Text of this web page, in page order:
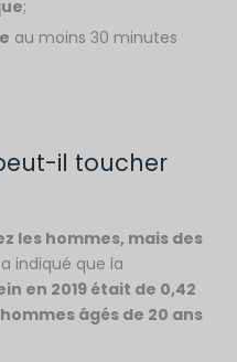
;
au moins 30 minutes
il toucher
les hommes, mais des
a indiqué que la
en 2019 était de 0,42
âgés de 20 ans